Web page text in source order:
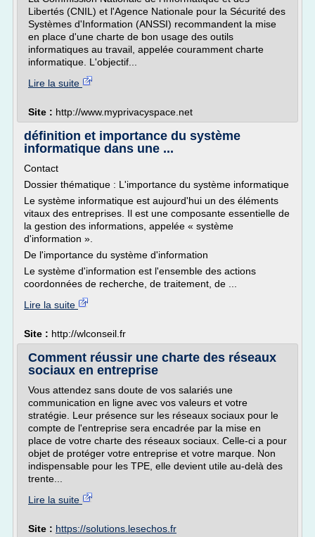
Libertés (CNIL) et l'Agence Nationale pour la Sécurité des
Systèmes d'Information (ANSSI) recommandent la mise
en place d'une charte de bon usage des outils
informatiques au travail, appelée couramment charte
informatique. L'objectif...
Lire la suite
Site : http://www.myprivacyspace.net
définition et importance du système
informatique dans une ...
Contact
Dossier thématique : L'importance du système informatique
Le système informatique est aujourd'hui un des éléments
vitaux des entreprises. Il est une composante essentielle de
la gestion des informations, appelée « système
d'information ».
De l'importance du système d'information
Le système d'information est l'ensemble des actions
coordonnées de recherche, de traitement, de ...
Lire la suite
Site : http://wlconseil.fr
Comment réussir une charte des réseaux
sociaux en entreprise
Vous attendez sans doute de vos salariés une
communication en ligne avec vos valeurs et votre
stratégie. Leur présence sur les réseaux sociaux pour le
compte de l'entreprise sera encadrée par la mise en
place de votre charte des réseaux sociaux. Celle-ci a pour
objet de protéger votre entreprise et votre marque. Non
indispensable pour les TPE, elle devient utile au-delà des
trente...
Lire la suite
Site : https://solutions.lesechos.fr